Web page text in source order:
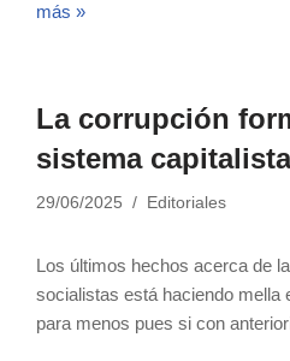
más »
La corrupción
sistema capitalista
29/06/2025 Editoriales
Los últimos hechos acerca de
socialistas está haciendo mella
para menos pues si con